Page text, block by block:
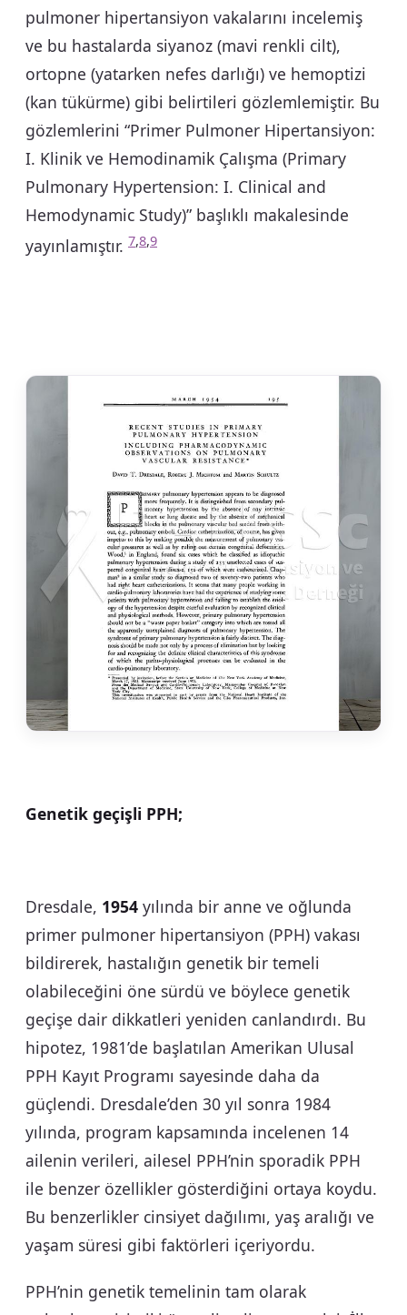
pulmoner hipertansiyon vakalarını incelemiş
ve bu hastalarda siyanoz (mavi renkli cilt),
ortopne (yatarken nefes darlığı) ve hemoptizi
(kan tükürme) gibi belirtileri gözlemlemiştir. Bu
gözlemlerini “Primer Pulmoner Hipertansiyon:
I. Klinik ve Hemodinamik Çalışma (Primary
Pulmonary Hypertension: I. Clinical and
Hemodynamic Study)” başlıklı makalesinde
yayınlamıştır. 7,8,9
Genetik geçişli PPH;
Dresdale, 1954 yılında bir anne ve oğlunda
primer pulmoner hipertansiyon (PPH) vakası
bildirerek, hastalığın genetik bir temeli
olabileceğini öne sürdü ve böylece genetik
geçişe dair dikkatleri yeniden canlandırdı. Bu
hipotez, 1981’de başlatılan Amerikan Ulusal
PPH Kayıt Programı sayesinde daha da
güçlendi. Dresdale’den 30 yıl sonra 1984
yılında, program kapsamında incelenen 14
ailenin verileri, ailesel PPH’nin sporadik PPH
ile benzer özellikler gösterdiğini ortaya koydu.
Bu benzerlikler cinsiyet dağılımı, yaş aralığı ve
yaşam süresi gibi faktörleri içeriyordu.
PPH’nin genetik temelinin tam olarak